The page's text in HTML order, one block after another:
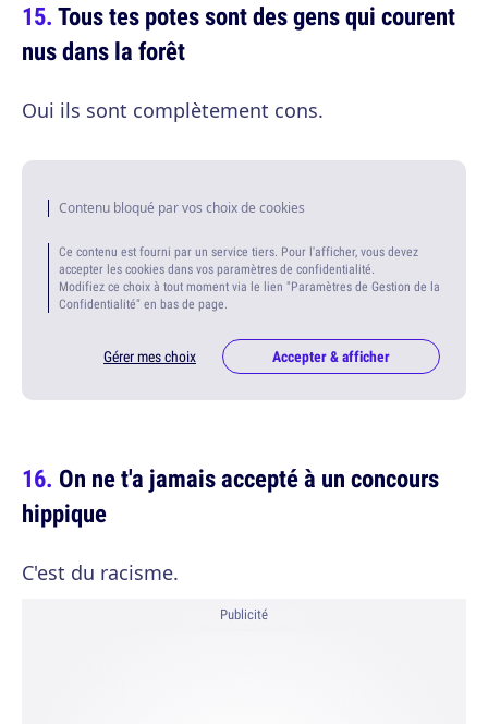
Tous tes potes sont des gens qui courent
nus dans la forêt
Oui ils sont complètement cons.
Contenu bloqué par vos choix de cookies
Ce contenu est fourni par un service tiers. Pour l'afficher, vous devez
accepter les cookies dans vos paramètres de confidentialité.
Modifiez ce choix à tout moment via le lien "Paramètres de Gestion de la
Confidentialité" en bas de page.
Gérer mes choix Accepter & afficher
On ne t'a jamais accepté à un concours
hippique
C'est du racisme.
Publicité